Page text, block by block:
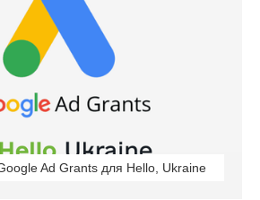
Ad Grants для Hello, Ukraine